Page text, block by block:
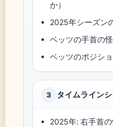
か）
2025年シーズン
ベッツの手首の
ベッツのポジシ
3 タイムライン
2025年: 右手首